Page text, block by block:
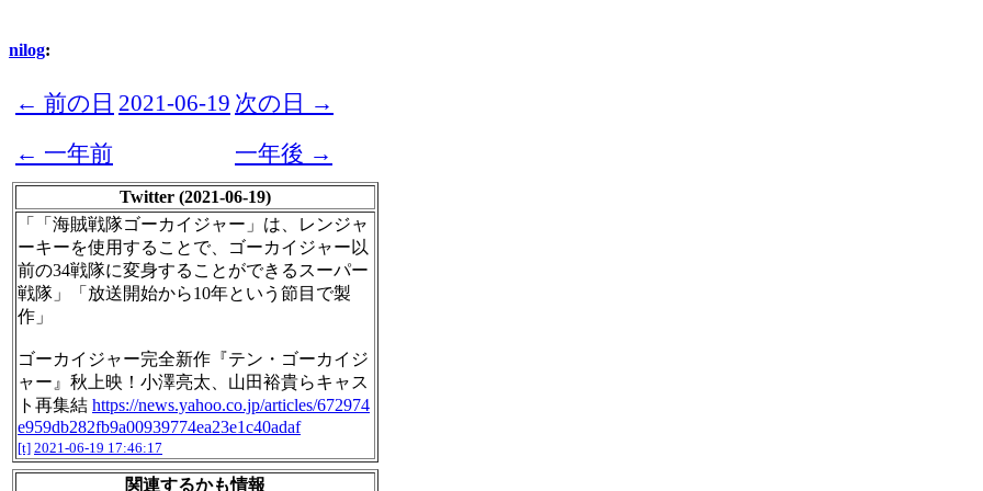
nilog:
← 前の日 2021-06-19 次の日 →
← 一年前
一年後 →
Twitter (2021-06-19)
「「海賊戦隊ゴーカイジャー」は、レンジャ
ーキーを使用することで、ゴーカイジャー以
前の34戦隊に変身することができるスーパー
戦隊」「放送開始から10年という節目で製
作」
ゴーカイジャー完全新作『テン・ゴーカイジ
ャー』秋上映！小澤亮太、山田裕貴らキャス
ト再集結 https://news.yahoo.co.jp/articles/672974
e959db282fb9a00939774ea23e1c40adaf
[t] 2021-06-19 17:46:17
関連するかも情報